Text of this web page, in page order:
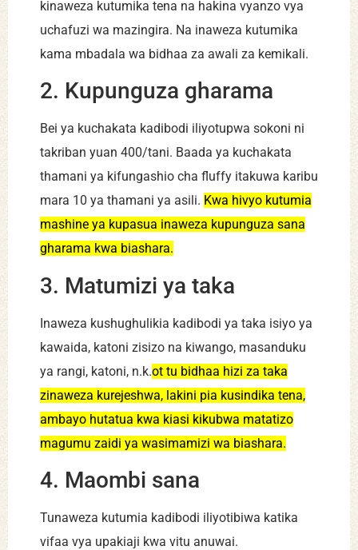
kinaweza kutumika tena na hakina vyanzo vya
uchafuzi wa mazingira. Na inaweza kutumika
kama mbadala wa bidhaa za awali za kemikali.
2. Kupunguza gharama
Bei ya kuchakata kadibodi iliyotupwa sokoni ni
takriban yuan 400/tani. Baada ya kuchakata
thamani ya kifungashio cha fluffy itakuwa karibu
mara 10 ya thamani ya asili. Kwa hivyo kutumia
mashine ya kupasua inaweza kupunguza sana
gharama kwa biashara.
3. Matumizi ya taka
Inaweza kushughulikia kadibodi ya taka isiyo ya
kawaida, katoni zisizo na kiwango, masanduku
ya rangi, katoni, n.k.ot tu bidhaa hizi za taka
zinaweza kurejeshwa, lakini pia kusindika tena,
ambayo hutatua kwa kiasi kikubwa matatizo
magumu zaidi ya wasimamizi wa biashara.
4. Maombi sana
Tunaweza kutumia kadibodi iliyotibiwa katika
vifaa vya upakiaji kwa vitu anuwai.